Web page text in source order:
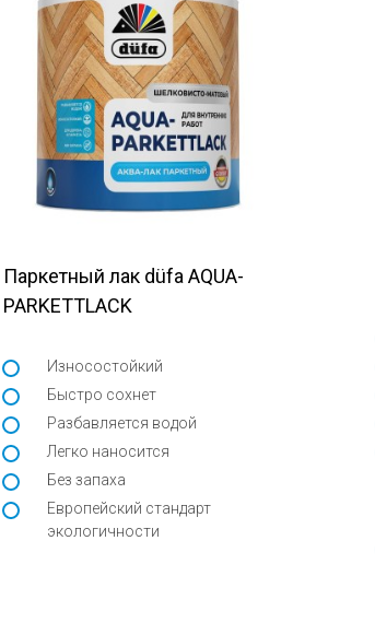
Паркетный лак düfa AQUA-
PARKETTLACK
Износостойкий
Быстро сохнет
Разбавляется водой
Легко наносится
Без запаха
Европейский стандарт
экологичности